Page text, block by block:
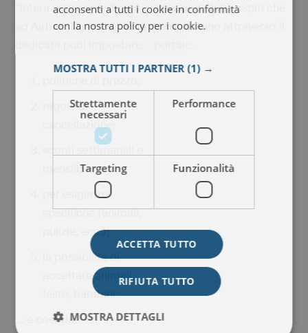
“intera sezione dedicata
ad Airbnb. Da quest” area
regole di
cancellazione;
mensili;
per esigenze
specifiche (animali,
pulizie, ecc.);
la possibilità di
accettare animali,
feste, bambini.
… e così via.
messaggi degli ospiti che
ti contattano attraverso il
SPANISH
acconsenti a tutti i cookie in conformità
con la nostra policy per i cookie.
MOSTRA TUTTI I PARTNER (1) →
Strettamente
necessari
Performance
Targeting Funzionalità
ACCETTA TUTTO
RIFIUTA TUTTO
MOSTRA DETTAGLI